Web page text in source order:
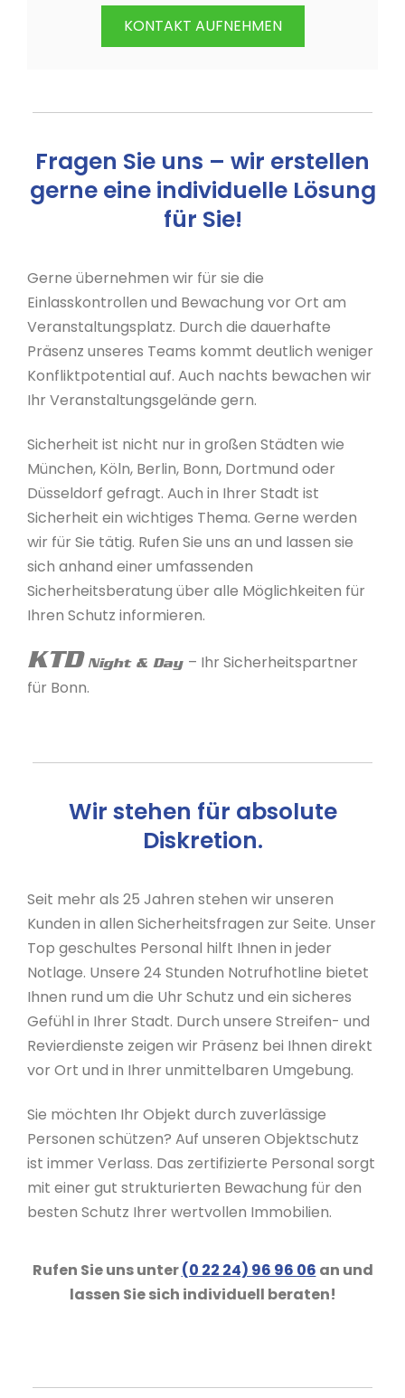
KONTAKT AUFNEHMEN
Fragen Sie uns – wir erstellen
gerne eine individuelle Lösung
für Sie!
Gerne übernehmen wir für sie die
Einlasskontrollen und Bewachung vor Ort am
Veranstaltungsplatz. Durch die dauerhafte
Präsenz unseres Teams kommt deutlich weniger
Konfliktpotential auf. Auch nachts bewachen wir
Ihr Veranstaltungsgelände gern.
Sicherheit ist nicht nur in großen Städten wie
München, Köln, Berlin, Bonn, Dortmund oder
Düsseldorf gefragt. Auch in Ihrer Stadt ist
Sicherheit ein wichtiges Thema. Gerne werden
wir für Sie tätig. Rufen Sie uns an und lassen sie
sich anhand einer umfassenden
Sicherheitsberatung über alle Möglichkeiten für
Ihren Schutz informieren.
KTD Night & Day – Ihr Sicherheitspartner
für Bonn.
Wir stehen für absolute
Diskretion.
Seit mehr als 25 Jahren stehen wir unseren
Kunden in allen Sicherheitsfragen zur Seite. Unser
Top geschultes Personal hilft Ihnen in jeder
Notlage. Unsere 24 Stunden Notrufhotline bietet
Ihnen rund um die Uhr Schutz und ein sicheres
Gefühl in Ihrer Stadt. Durch unsere Streifen- und
Revierdienste zeigen wir Präsenz bei Ihnen direkt
vor Ort und in Ihrer unmittelbaren Umgebung.
Sie möchten Ihr Objekt durch zuverlässige
Personen schützen? Auf unseren Objektschutz
ist immer Verlass. Das zertifizierte Personal sorgt
mit einer gut strukturierten Bewachung für den
besten Schutz Ihrer wertvollen Immobilien.
Rufen Sie uns unter(0 22 24) 96 96 06 an und
lassen Sie sich individuell beraten!